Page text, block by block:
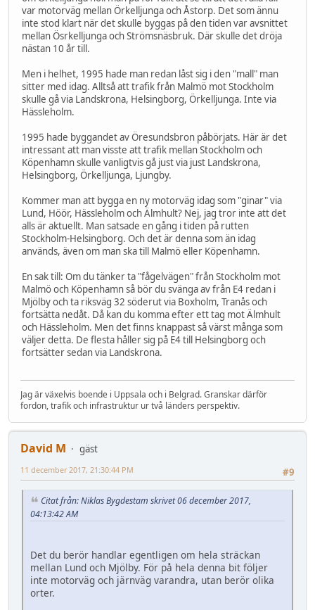
var motorväg mellan Örkelljunga och Åstorp. Det som ännu
inte stod klart när det skulle byggas på den tiden var avsnittet
mellan Ösrkelljunga och Strömsnäsbruk. Där skulle det dröja
nästan 10 år till.
Men i helhet, 1995 hade man redan låst sig i den "mall" man
sitter med idag. Alltså att trafik från Malmö mot Stockholm
skulle gå via Landskrona, Helsingborg, Örkelljunga. Inte via
Hässleholm.
1995 hade byggandet av Öresundsbron påbörjats. Här är det
intressant att man visste att trafik mellan Stockholm och
Köpenhamn skulle vanligtvis gå just via just Landskrona,
Helsingborg, Örkelljunga, Ljungby.
Kommer man att bygga en ny motorväg idag som "ginar" via
Lund, Höör, Hässleholm och Älmhult? Nej, jag tror inte att det
alls är aktuellt. Man satsade en gång i tiden på rutten
Stockholm-Helsingborg. Och det är denna som än idag
används, även om man ska till Malmö eller Köpenhamn.
En sak till: Om du tänker ta "fågelvägen" från Stockholm mot
Malmö och Köpenhamn så bör du svänga av från E4 redan i
Mjölby och ta riksväg 32 söderut via Boxholm, Tranås och
fortsätta nedåt. Då kan du komma efter ett tag mot Älmhult
och Hässleholm. Men det finns knappast så värst många som
väljer detta. De flesta håller sig på E4 till Helsingborg och
fortsätter sedan via Landskrona.
Jag är växelvis boende i Uppsala och i Belgrad. Granskar därför
fordon, trafik och infrastruktur ur två länders perspektiv.
David M
gäst
#9
11 december 2017, 21:30:44 PM
Citat från: Niklas Bygdestam skrivet 06 december 2017,
04:13:42 AM
Det du berör handlar egentligen om hela sträckan
mellan Lund och Mjölby. För på hela denna bit följer
inte motorväg och järnväg varandra, utan berör olika
orter.